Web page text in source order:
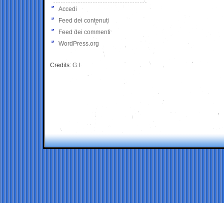
Accedi
Feed dei contenuti
Feed dei commenti
WordPress.org
Credits: G.I